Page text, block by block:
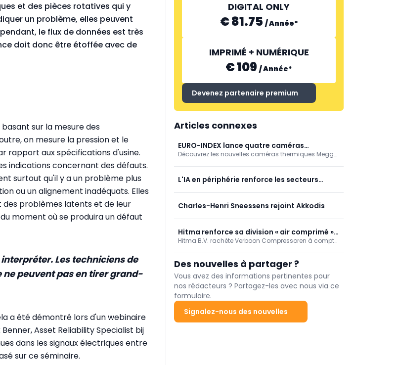
et des pièces rotatives qui y
un problème, elles peuvent
le flux de données est très
doit donc être étoffée avec de
sur la mesure des
on mesure la pression et le
rapport aux spécifications d'usine.
indications concernant des défauts.
surtout qu'il y a un problème plus
ou un alignement inadéquats. Elles
problèmes latents et de leur
moment où se produira un défaut
Les techniciens de
peuvent pas en tirer grand-
a été démontré lors d'un webinaire
Asset Reliability Specialist bij
dans les signaux électriques entre
sur ce séminaire.
DIGITAL ONLY
€ 81.75 /Année*
IMPRIMÉ + NUMÉRIQUE
€ 109 /Année*
Devenez partenaire premium
Articles connexes
EURO-INDEX lance quatre caméras
thermiques Megger TC
Découvrez les nouvelles caméras thermiques Megger
aux analyses thermographiques, offrant des images
nettes, des mesures de température précises et un
logiciel de création de rapports gratuit.
L'IA en périphérie renforce les secteurs
Charles-Henri Sneessens rejoint Akkodis
Hitma renforce sa division « air comprimé »
grâce à l'acquisition de Verboon
Compressoren
Hitma B.V. rachète Verboon Compressoren à compter
services. Verboon continuera d'exercer ses activités
depuis Nootdorp sous son propre nom, avec la
même équipe ; son fondateur, Huib Verboon, restera
impliqué. Les clients ne remarqueront pratiquement
aucun changement.
Des nouvelles à partager ?
Vous avez des informations pertinentes pour
nos rédacteurs ? Partagez-les avec nous via ce
formulaire.
Signalez-nous des nouvelles